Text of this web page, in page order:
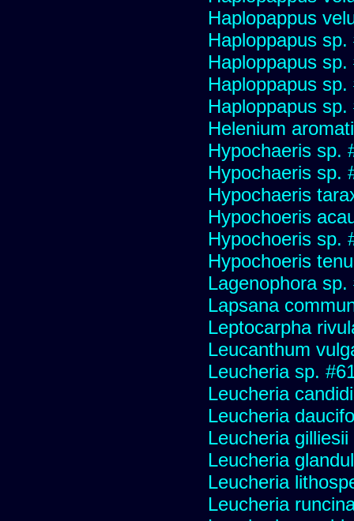
Haplopappus
Haploppapus sp.
Haploppapus sp.
Haploppapus sp.
Haploppapus sp.
Helenium
Hypochaeris sp.
Hypochaeris sp.
Hypochaeris
Hypochoeris
Hypochoeris sp.
Hypochoeris
Lagenophora sp.
Lapsana
Leptocarpha
Leucanthum
Leucheria sp.
Leucheria
Leucheria
Leucheria
Leucheria
Leucheria
Leucheria